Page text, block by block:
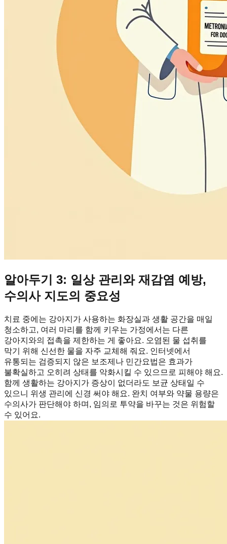
알아두기 3: 일상 관리와 재감염 예방,
수의사 지도의 중요성
치료 중에는 강아지가 사용하는 화장실과 생활 공간을 매일
청소하고, 여러 마리를 함께 키우는 가정에서는 다른
강아지와의 접촉을 제한하는 게 좋아요. 오염된 물 섭취를
막기 위해 신선한 물을 자주 교체해 줘요. 인터넷에서
유통되는 검증되지 않은 보조제나 민간요법은 효과가
불확실하고 오히려 상태를 악화시킬 수 있으므로 피해야 해요.
함께 생활하는 강아지가 증상이 없더라도 보균 상태일 수
있으니 위생 관리에 신경 써야 해요. 완치 여부와 약물 용량은
수의사가 판단해야 하며, 임의로 투약을 바꾸는 것은 위험할
수 있어요.